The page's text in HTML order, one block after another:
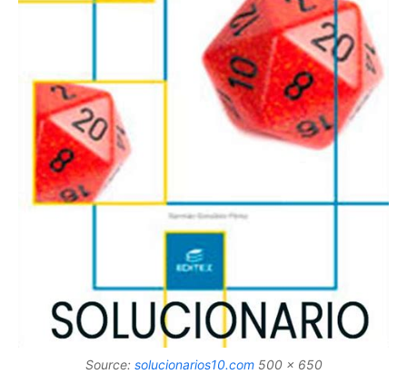
Source: solucionarios10.com500 x 650